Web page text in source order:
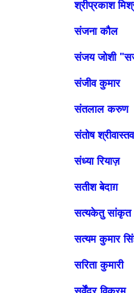
श्रीप्रकाश
संजना कौल
संजय जोशी
संजीव कुमार
संतलाल करुण
संतोष श्रीवास्तव
संध्या रियाज़
सतीश बेदाग़
सत्यकेतु सांकृत
सत्यम कुमार
सरिता कुमारी